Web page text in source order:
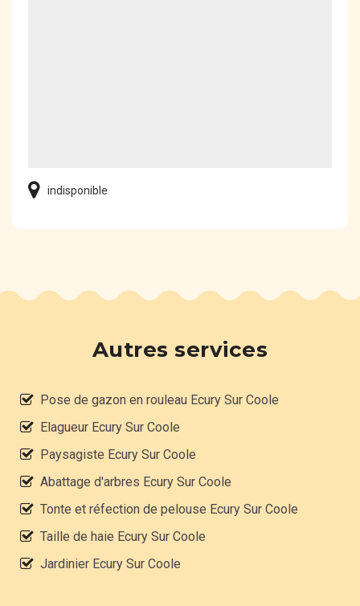
indisponible
Autres services
Pose de gazon en rouleau Ecury Sur Coole
Elagueur Ecury Sur Coole
Paysagiste Ecury Sur Coole
Abattage d'arbres Ecury Sur Coole
Tonte et réfection de pelouse Ecury Sur Coole
Taille de haie Ecury Sur Coole
Jardinier Ecury Sur Coole